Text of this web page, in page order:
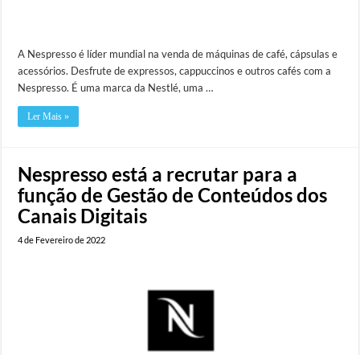
A Nespresso é líder mundial na venda de máquinas de café, cápsulas e
acessórios. Desfrute de expressos, cappuccinos e outros cafés com a
Nespresso. É uma marca da Nestlé, uma …
Ler Mais »
Nespresso está a recrutar para a
função de Gestão de Conteúdos dos
Canais Digitais
4 de Fevereiro de 2022